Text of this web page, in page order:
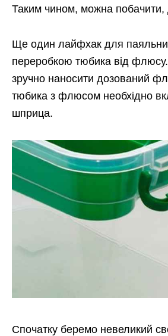
Таким чином, можна побачити,
Ще один лайфхак для
переробкою тюбика від
зручно наносити дозований
тюбика з флюсом необхідно
шприца.
Спочатку беремо невеликий